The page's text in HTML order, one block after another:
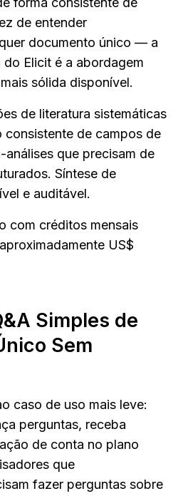
de entender
documento único — a
Elicit é a abordagem
sólida disponível.
de literatura sistemáticas
consistente de campos de
que precisam de
Síntese de
e auditável.
com créditos mensais
US$
Simples de
Sem
caso de uso mais leve:
perguntas, receba
de conta no plano
que
fazer perguntas sobre